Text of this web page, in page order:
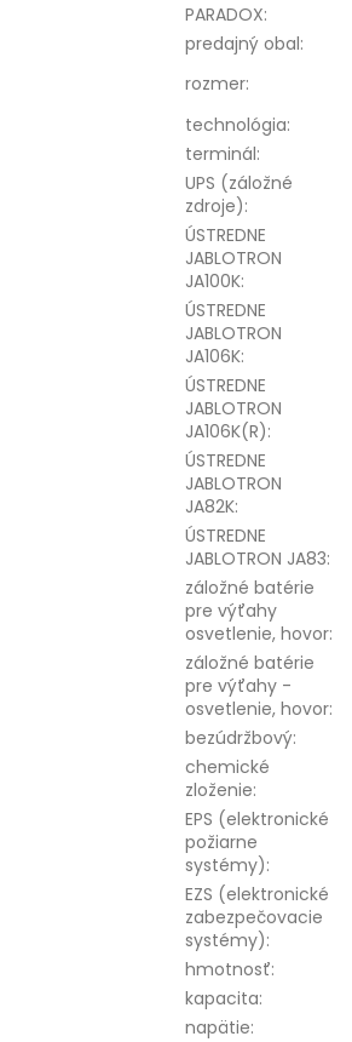
PARADOX:
predajný obal:
rozmer:
technológia:
terminál:
UPS (záložné
zdroje):
ÚSTREDNE
JABLOTRON
JA100K:
ÚSTREDNE
JABLOTRON
JA106K:
ÚSTREDNE
JABLOTRON
JA106K(R):
ÚSTREDNE
JABLOTRON
JA82K:
ÚSTREDNE
JABLOTRON JA83:
záložné batérie
pre výťahy
osvetlenie, hovor:
záložné batérie
pre výťahy -
osvetlenie, hovor:
bezúdržbový:
chemické
zloženie:
EPS (elektronické
požiarne
systémy):
EZS (elektronické
zabezpečovacie
systémy):
hmotnosť:
kapacita:
napätie: